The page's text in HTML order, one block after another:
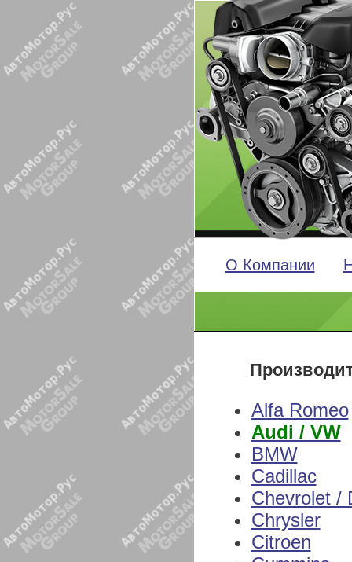
О Компании
Alfa Romeo
Audi / VW
BMW
Cadillac
Chevrolet /
Chrysler
Citroen